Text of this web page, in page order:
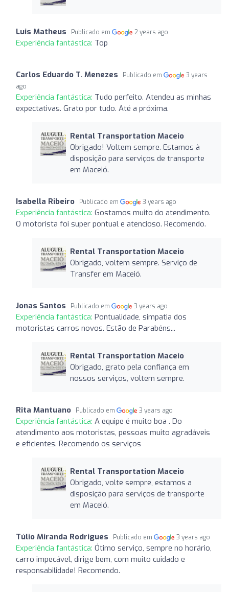
Luis Matheus Publicado em 2 years ago
Experiência fantástica: Top
Carlos Eduardo T. Menezes Publicado em
3 years
ago
Experiência fantástica: Tudo perfeito. Atendeu as minhas
expectativas. Grato por tudo. Até a próxima.
Rental Transportation Maceio
Obrigado! Voltem sempre. Estamos à
disposição para serviços de transporte
em Maceió.
Isabella Ribeiro Publicado em 3 years ago
Experiência fantástica: Gostamos muito do atendimento.
O motorista foi super pontual e atencioso. Recomendo.
Rental Transportation Maceio
Obrigado, voltem sempre. Serviço de
Transfer em Maceió.
Jonas Santos Publicado em 3 years ago
Experiência fantástica: Pontualidade, simpatia dos
motoristas carros novos. Estão de Parabéns...
Rental Transportation Maceio
Obrigado, grato pela confiança em
nossos serviços, voltem sempre.
Rita Mantuano Publicado em 3 years ago
Experiência fantástica: A equipe é muito boa . Do
atendimento aos motoristas, pessoas muito agradáveis
e eficientes. Recomendo os serviços
Rental Transportation Maceio
Obrigado, volte sempre, estamos a
disposição para serviços de transporte
em Maceió.
Túlio Miranda Rodrigues Publicado em 3 years ago
Experiência fantástica: Ótimo serviço, sempre no horário,
carro impecável, dirige bem, com muito cuidado e
responsabilidade! Recomendo.